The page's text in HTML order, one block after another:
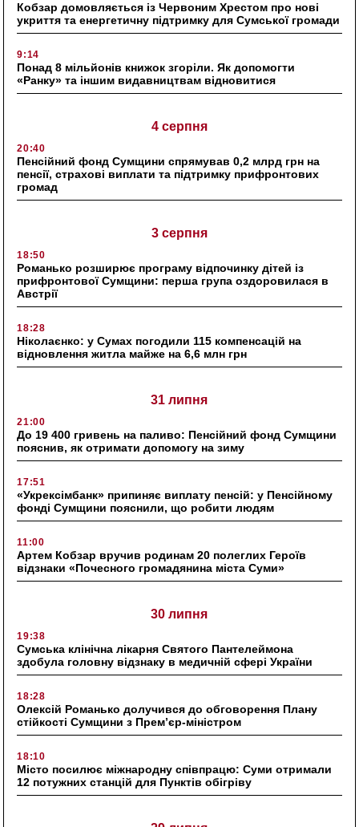
Кобзар домовляється із Червоним Хрестом про нові
укриття та енергетичну підтримку для Сумської громади
9:14
Понад 8 мільйонів книжок згоріли. Як допомогти
«Ранку» та іншим видавництвам відновитися
4 серпня
20:40
Пенсійний фонд Сумщини спрямував 0,2 млрд грн на
пенсії, страхові виплати та підтримку прифронтових
громад
3 серпня
18:50
Романько розширює програму відпочинку дітей із
прифронтової Сумщини: перша група оздоровилася в
Австрії
18:28
Ніколаєнко: у Сумах погодили 115 компенсацій на
відновлення житла майже на 6,6 млн грн
31 липня
21:00
До 19 400 гривень на паливо: Пенсійний фонд Сумщини
пояснив, як отримати допомогу на зиму
17:51
«Укрексімбанк» припиняє виплату пенсій: у Пенсійному
фонді Сумщини пояснили, що робити людям
11:00
Артем Кобзар вручив родинам 20 полеглих Героїв
відзнаки «Почесного громадянина міста Суми»
30 липня
19:38
Сумська клінічна лікарня Святого Пантелеймона
здобула головну відзнаку в медичній сфері України
18:28
Олексій Романько долучився до обговорення Плану
стійкості Сумщини з Прем’єр-міністром
18:10
Місто посилює міжнародну співпрацю: Суми отримали
12 потужних станцій для Пунктів обігріву